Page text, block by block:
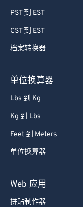
PST 到 EST
CST 到 EST
档案转换器
单位换算器
Lbs 到 Kg
Kg 到 Lbs
Feet 到 Meters
单位换算器
Web 应用
拼贴制作器